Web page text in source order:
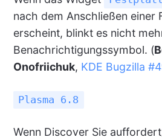
nach dem Anschließen einer
erscheint, blinkt es nicht
Benachrichtigungssymbol. (
Onofriichuk, KDE Bugzilla
Plasma 6.8
Wenn Discover Sie